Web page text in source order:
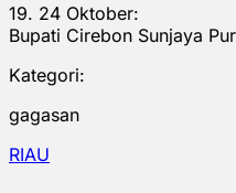
19. 24 Oktober:
Bupati Cirebon Sunjaya
Kategori:
gagasan
RIAU